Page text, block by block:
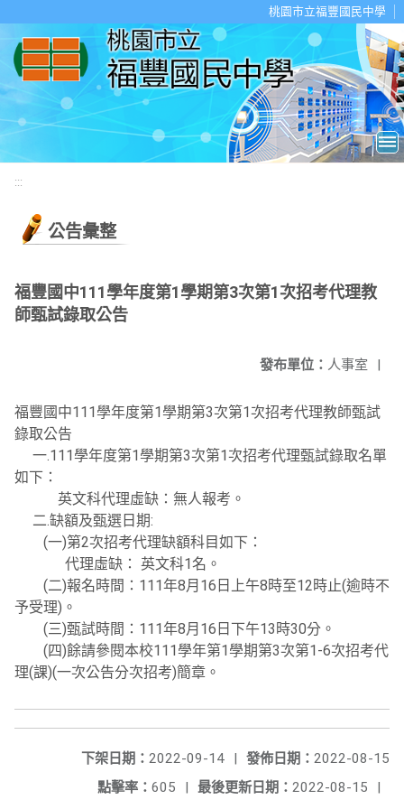
桃園市立福豐國民中學
:::
公告彙整
福豐國中111學年度第1學期第3次第1次招考代理教
師甄試錄取公告
發布單位： 人事室 |
福豐國中111學年度第1學期第3次第1次招考代理教師甄試
錄取公告
一.111學年度第1學期第3次第1次招考代理甄試錄取名單
如下：
英文科代理虛缺：無人報考。
二.缺額及甄選日期:
(一)第2次招考代理缺額科目如下：
代理虛缺： 英文科1名。
(二)報名時間：111年8月16日上午8時至12時止(逾時不
予受理)。
(三)甄試時間：111年8月16日下午13時30分。
(四)餘請參閱本校111學年第1學期第3次第1-6次招考代
理(課)(一次公告分次招考)簡章。
發佈日期： 2022-08-15
下架日期： 2022-09-14
|
最後更新日期： 2022-08-15 |
點擊率： 605 |